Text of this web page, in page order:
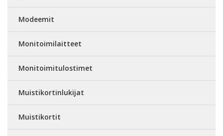
Modeemit
Monitoimilaitteet
Monitoimitulostimet
Muistikortinlukijat
Muistikortit